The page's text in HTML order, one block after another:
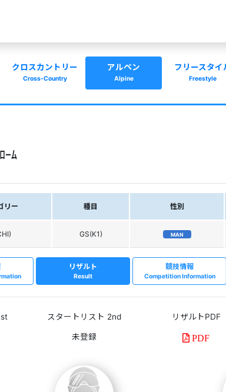
クロスカントリー
Cross-Country
アルペン
Alpine
フリースタイ
Freestyle
ｰﾑ
リー 種目 性別
GS(K1) MAN
リザルト
Result
競技情報
Competition Information
スタートリスト 2nd リザルトPDF
PDF